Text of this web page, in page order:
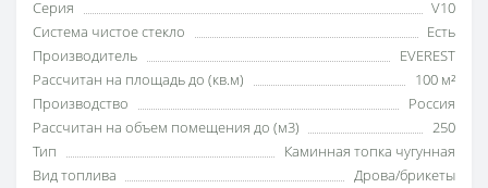
Серия
V10
Система чистое стекло
Есть
Производитель
EVEREST
Рассчитан на площадь до (кв.м)
100 м²
Производство
Россия
Рассчитан на объем помещения до (м3)
250
Тип
Каминная топка чугунная
Вид топлива
Дрова/брикеты